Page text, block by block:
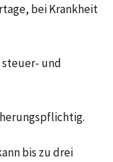
bei Krankheit
steuer- und
bis zu drei